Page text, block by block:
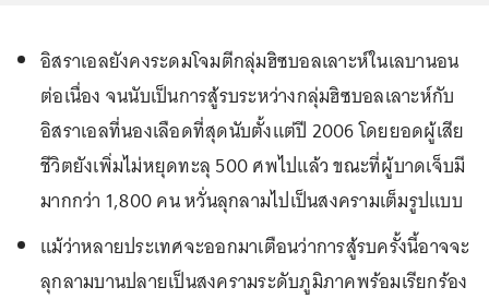
อิสราเอลยังคงระดมโจมตีกลุ่มฮิซบอลเลาะห์ในเลบานอน
ต่อเนื่อง จนนับเป็นการสู้รบระหว่างกลุ่มฮิซบอลเลาะห์กับ
อิสราเอลที่นองเลือดที่สุดนับตั้งแต่ปี 2006 โดยยอดผู้เสีย
ชีวิตยังเพิ่มไม่หยุดทะลุ 500 ศพไปแล้ว ขณะที่ผู้บาดเจ็บมี
มากกว่า 1,800 คน หวั่นลุกลามไปเป็นสงครามเต็มรูปแบบ
แม้ว่าหลายประเทศจะออกมาเตือนว่าการสู้รบครั้งนี้อาจจะ
ลุกลามบานปลายเป็นสงครามระดับภูมิภาคพร้อมเรียกร้อง